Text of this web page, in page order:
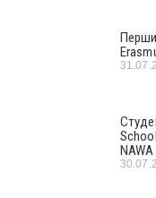
NAWA